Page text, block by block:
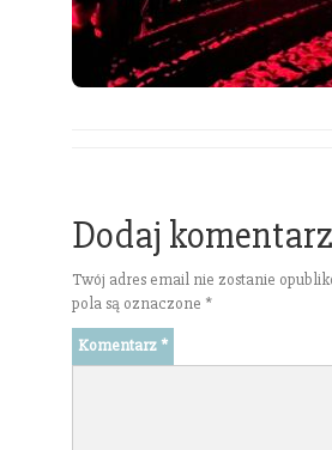
Dodaj komentarz
Twój adres email nie zostanie
pola są oznaczone *
Komentarz *